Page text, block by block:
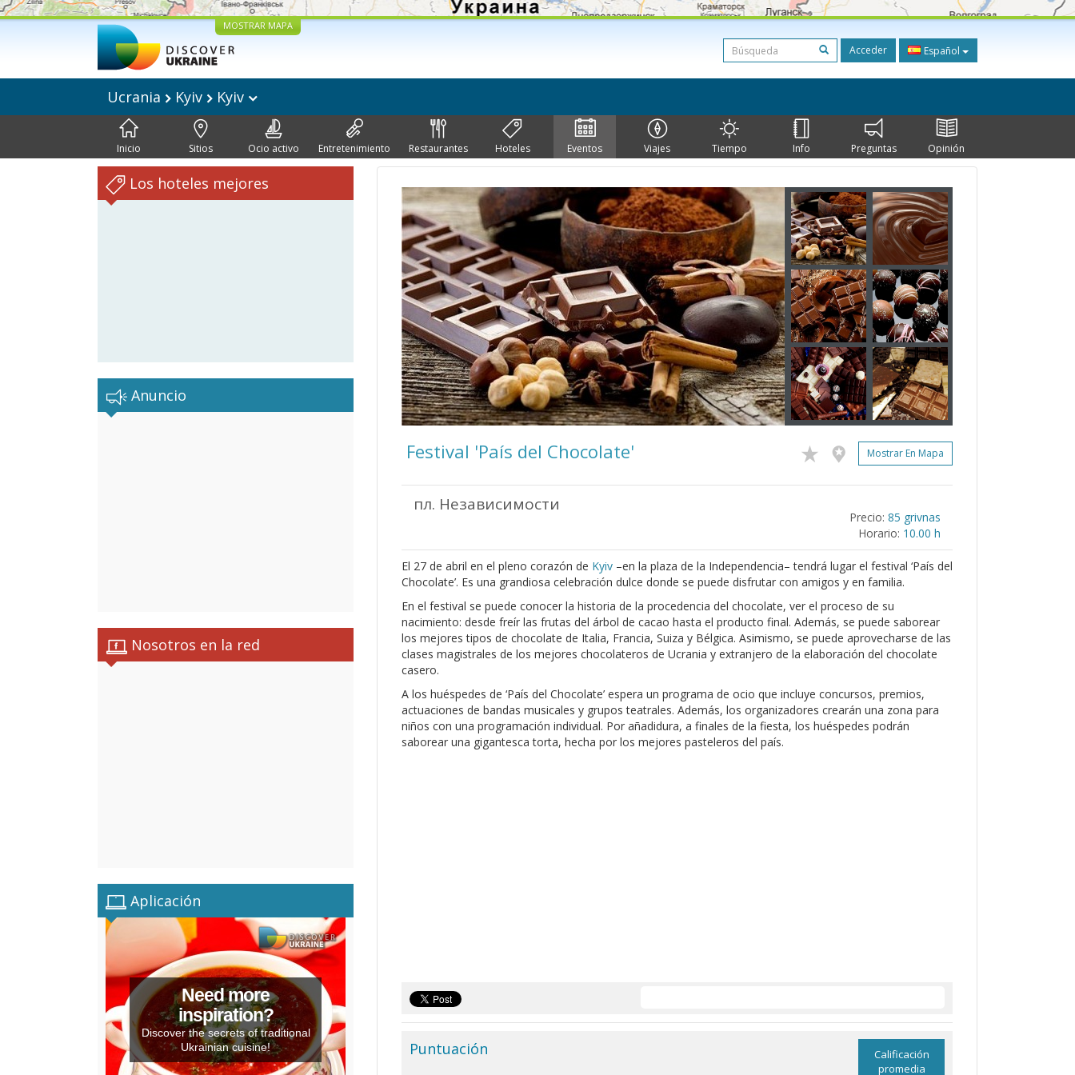
MOSTRAR MAPA
Acceder Español
Ucrania Kyiv Kyiv
Inicio Sitios Ocio activo Entretenimiento Restaurantes Hoteles Eventos Viajes Tiempo Info Preguntas Opinión
Los hoteles mejores
Anuncio
Nosotros en la red
Aplicación
Need more
inspiration?
Discover the secrets of traditional
Ukrainian cuisine!
Festival 'País del Chocolate' Mostrar En Mapa
пл. Независимости
Precio: 85 grivnas
Horario: 10.00 h
El 27 de abril en el pleno corazón de Kyiv –en la plaza de la Independencia– tendrá lugar el festival ‘País del
Chocolate’. Es una grandiosa celebración dulce donde se puede disfrutar con amigos y en familia.
En el festival se puede conocer la historia de la procedencia del chocolate, ver el proceso de su
nacimiento: desde freír las frutas del árbol de cacao hasta el producto final. Además, se puede saborear
los mejores tipos de chocolate de Italia, Francia, Suiza y Bélgica. Asimismo, se puede aprovecharse de las
clases magistrales de los mejores chocolateros de Ucrania y extranjero de la elaboración del chocolate
casero.
A los huéspedes de ‘País del Chocolate’ espera un programa de ocio que incluye concursos, premios,
actuaciones de bandas musicales y grupos teatrales. Además, los organizadores crearán una zona para
niños con una programación individual. Por añadidura, a finales de la fiesta, los huéspedes podrán
saborear una gigantesca torta, hecha por los mejores pasteleros del país.
Calificación
promedia
Puntuación